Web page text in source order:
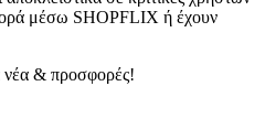
μέσω SHOPFLIX ή έχουν
& προσφορές!